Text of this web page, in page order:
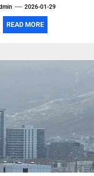
2026-01-29
READ MORE